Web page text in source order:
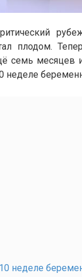
плодом.
семь месяцев
неделе
неделе